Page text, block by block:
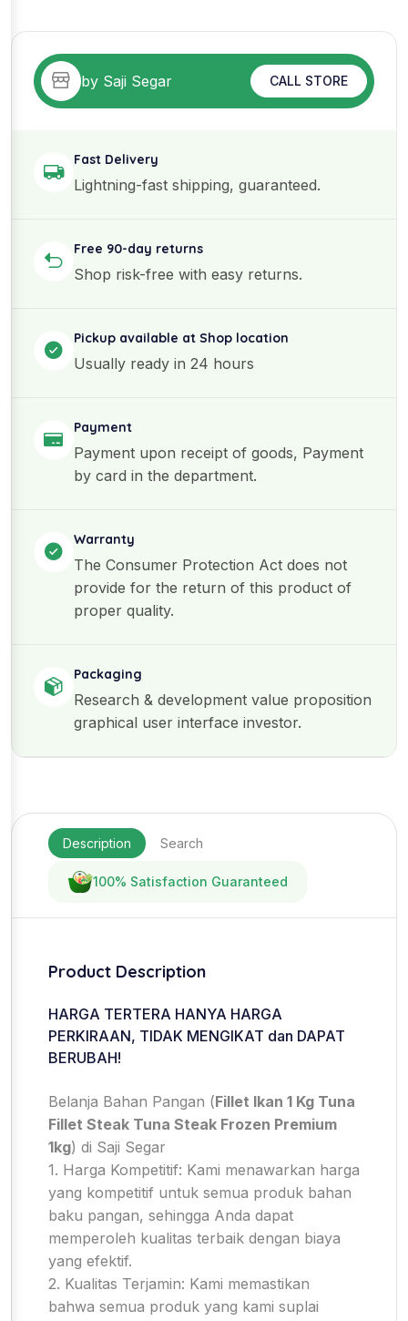
by Saji Segar CALL STORE
Fast Delivery
Lightning-fast shipping, guaranteed.
Free 90-day returns
Shop risk-free with easy returns.
Pickup available at Shop location
Usually ready in 24 hours
Payment
Payment upon receipt of goods, Payment
by card in the department.
Warranty
The Consumer Protection Act does not
provide for the return of this product of
proper quality.
Packaging
Research & development value proposition
graphical user interface investor.
Description Search
100% Satisfaction Guaranteed
Product Description
HARGA TERTERA HANYA HARGA
PERKIRAAN, TIDAK MENGIKAT dan DAPAT
BERUBAH!
Belanja Bahan Pangan (Fillet Ikan 1 Kg Tuna
Fillet Steak Tuna Steak Frozen Premium
1kg) di Saji Segar
1. Harga Kompetitif: Kami menawarkan harga
yang kompetitif untuk semua produk bahan
baku pangan, sehingga Anda dapat
memperoleh kualitas terbaik dengan biaya
yang efektif.
2. Kualitas Terjamin: Kami memastikan
bahwa semua produk yang kami suplai